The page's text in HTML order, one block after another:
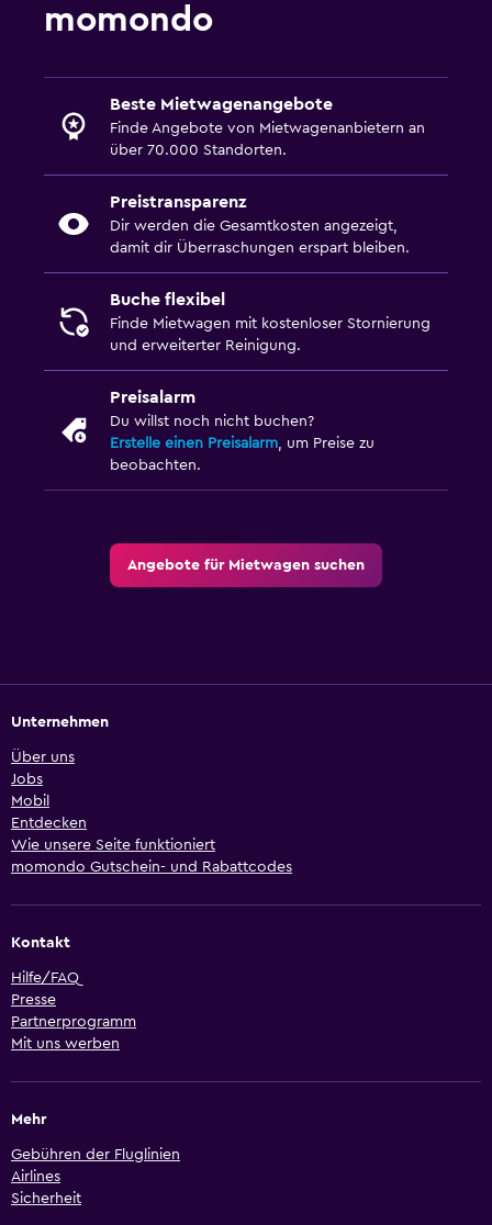
momondo
Beste Mietwagenangebote
Finde Angebote von Mietwagenanbietern an
über 70.000 Standorten.
Preistransparenz
Dir werden die Gesamtkosten angezeigt,
damit dir Überraschungen erspart bleiben.
Buche flexibel
Finde Mietwagen mit kostenloser Stornierung
und erweiterter Reinigung.
Preisalarm
Du willst noch nicht buchen?
Erstelle einen Preisalarm, um Preise zu
beobachten.
Angebote für Mietwagen suchen
Unternehmen
Über uns
Jobs
Mobil
Entdecken
Wie unsere Seite funktioniert
momondo Gutschein- und Rabattcodes
Kontakt
Hilfe/FAQ
Presse
Partnerprogramm
Mit uns werben
Mehr
Gebühren der Fluglinien
Airlines
Sicherheit